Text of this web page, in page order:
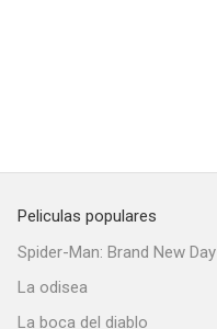
Peliculas populares
Spider-Man: Brand New Day
La odisea
La boca del diablo